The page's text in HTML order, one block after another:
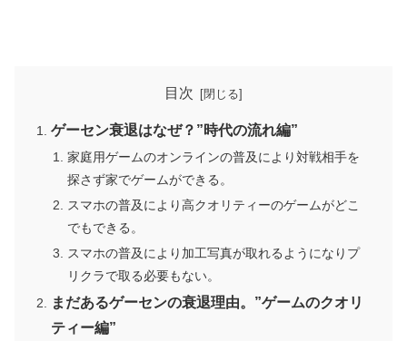
目次
ゲーセン衰退はなぜ？”時代の流れ編”
家庭用ゲームのオンラインの普及により対戦相手を
探さず家でゲームができる。
スマホの普及により高クオリティーのゲームがどこ
でもできる。
スマホの普及により加工写真が取れるようになりプ
リクラで取る必要もない。
まだあるゲーセンの衰退理由。”ゲームのクオリ
ティー編”